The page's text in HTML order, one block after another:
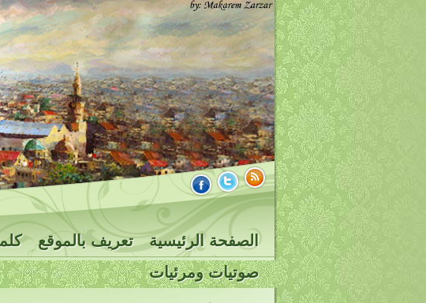
الصفحة الرئيسية تعريف بالموقع
صوتيات ومرئيات